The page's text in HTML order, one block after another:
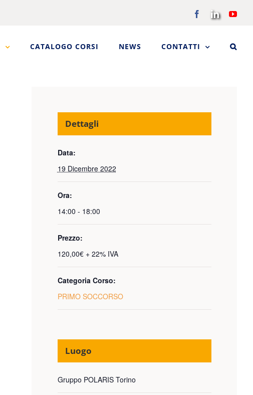
FacebookLinkedIn
CATALOGO CORSI NEWS CONTATTI
Dettagli
Data:
19 Dicembre 2022
Ora:
14:00 - 18:00
Prezzo:
120,00€ + 22% IVA
Categoria Corso:
PRIMO SOCCORSO
Luogo
Gruppo POLARIS Torino